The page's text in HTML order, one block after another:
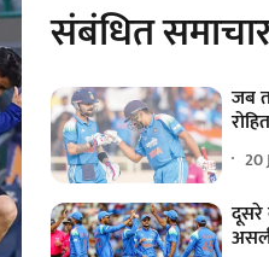
संबंधित
जब
20
दूसरे